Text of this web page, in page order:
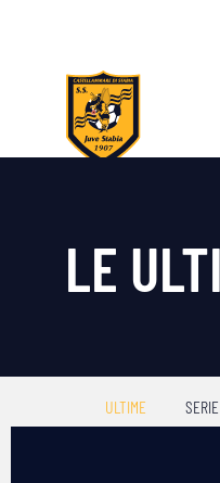
LE
ULTIME